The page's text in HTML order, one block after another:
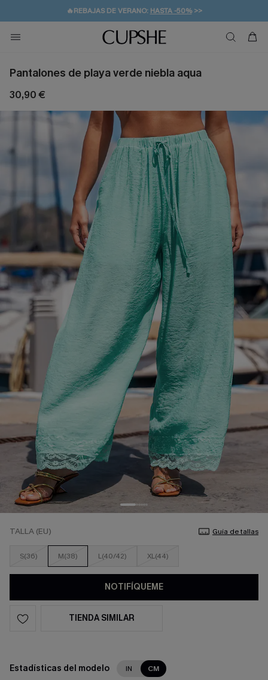
👒PROMOCIÓN DE VERANO:-10% EN 2 VESTIDOS
💌¡SUSCRIBIRSE & GANAR -10% EXTRA!
🚚ENVÍO GRATUITO A PARTIR DE 49 € >>
Pantalones de playa verde niebla aqua
30,90 €
TALLA (EU) Guía de tallas
S(36) M(38) L(40/42) XL(44)
NOTIFÍQUEME
TIENDA SIMILAR
Estadísticas del modelo IN CM